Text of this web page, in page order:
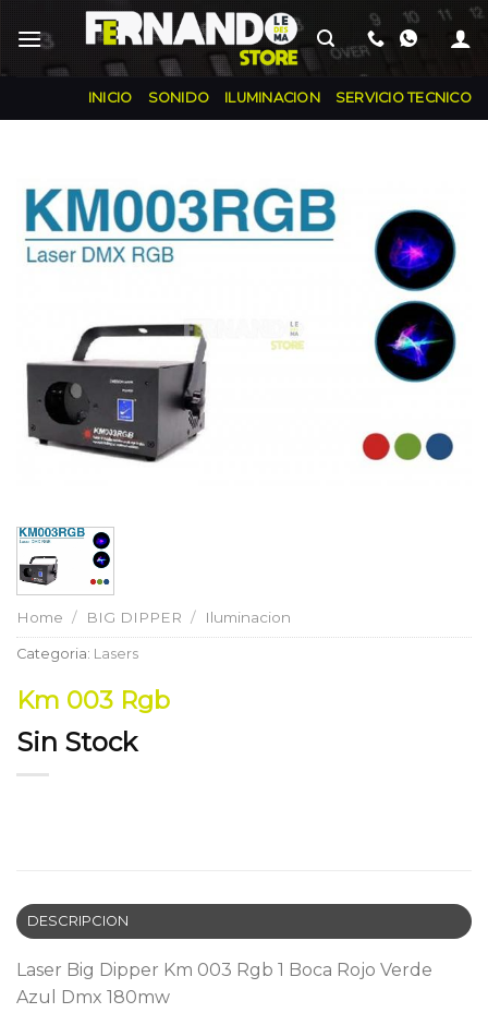
INICIO SONIDO ILUMINACION SERVICIO TECNICO
Home / BIG DIPPER / Iluminacion
Categoria: Lasers
Km 003 Rgb
Sin Stock
DESCRIPCION
Laser Big Dipper Km 003 Rgb 1 Boca Rojo Verde
Azul Dmx 180mw